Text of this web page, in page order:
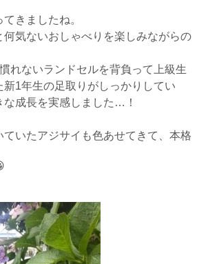
きましたね。
気ないおしゃべりを楽しみながらの
れないランドセルを背負って上級生
1年生の足取りがしっかりしてい
な成長を実感しました…！
いたアジサイも色あせてきて、本格